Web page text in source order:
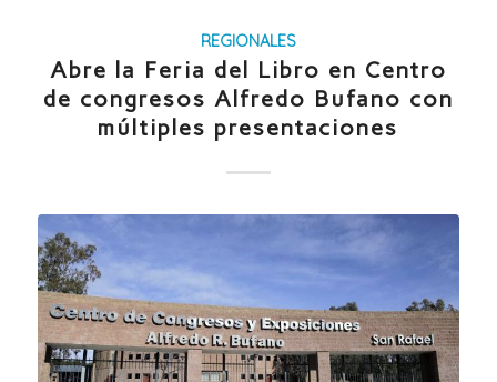
REGIONALES
Abre la Feria del Libro en Centro
de congresos Alfredo Bufano con
múltiples presentaciones